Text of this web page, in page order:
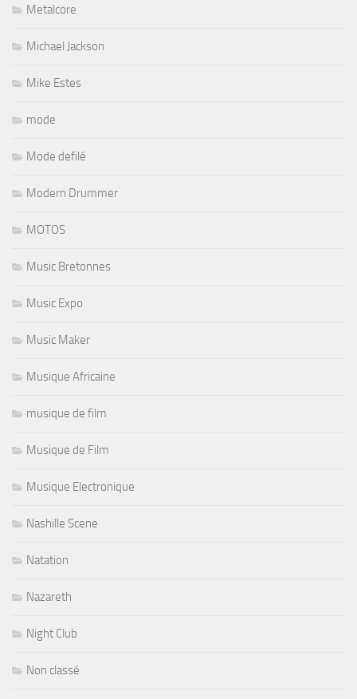
Metalcore
Michael Jackson
Mike Estes
mode
Mode defilé
Modern Drummer
MOTOS
Music Bretonnes
Music Expo
Music Maker
Musique Africaine
musique de film
Musique de Film
Musique Electronique
Nashille Scene
Natation
Nazareth
Night Club
Non classé